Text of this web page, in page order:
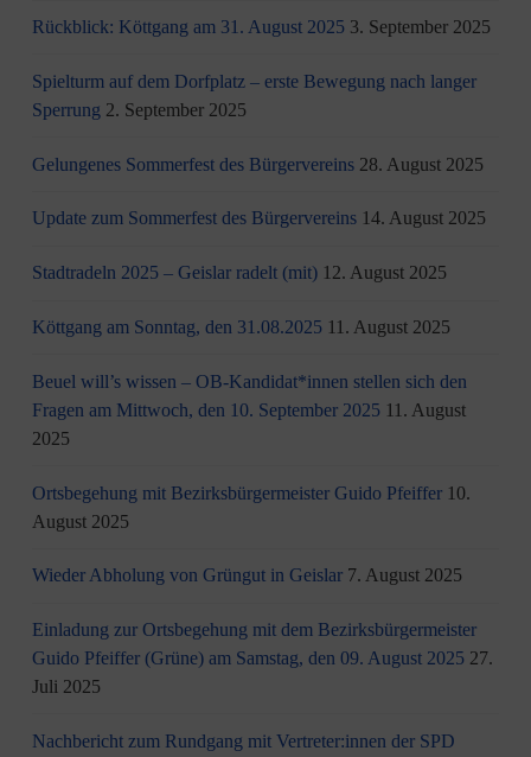
Rückblick: Köttgang am 31. August 2025 3. September 2025
Spielturm auf dem Dorfplatz – erste Bewegung nach langer
Sperrung 2. September 2025
Gelungenes Sommerfest des Bürgervereins 28. August 2025
Update zum Sommerfest des Bürgervereins 14. August 2025
Stadtradeln 2025 – Geislar radelt (mit) 12. August 2025
Köttgang am Sonntag, den 31.08.2025 11. August 2025
Beuel will’s wissen – OB-Kandidat*innen stellen sich den
Fragen am Mittwoch, den 10. September 2025 11. August
2025
Ortsbegehung mit Bezirksbürgermeister Guido Pfeiffer 10.
August 2025
Wieder Abholung von Grüngut in Geislar 7. August 2025
Einladung zur Ortsbegehung mit dem Bezirksbürgermeister
Guido Pfeiffer (Grüne) am Samstag, den 09. August 2025 27.
Juli 2025
Nachbericht zum Rundgang mit Vertreter:innen der SPD